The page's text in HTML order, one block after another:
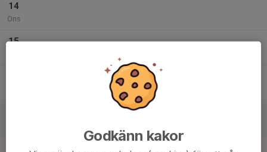
14
Ons
15
Godkänn kakor